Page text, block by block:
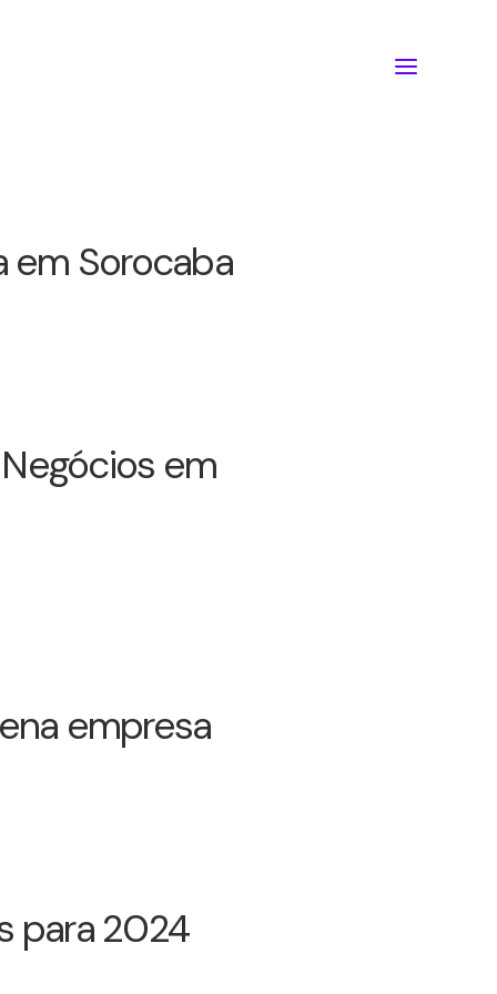
em Sorocaba
em
empresa
para 2024